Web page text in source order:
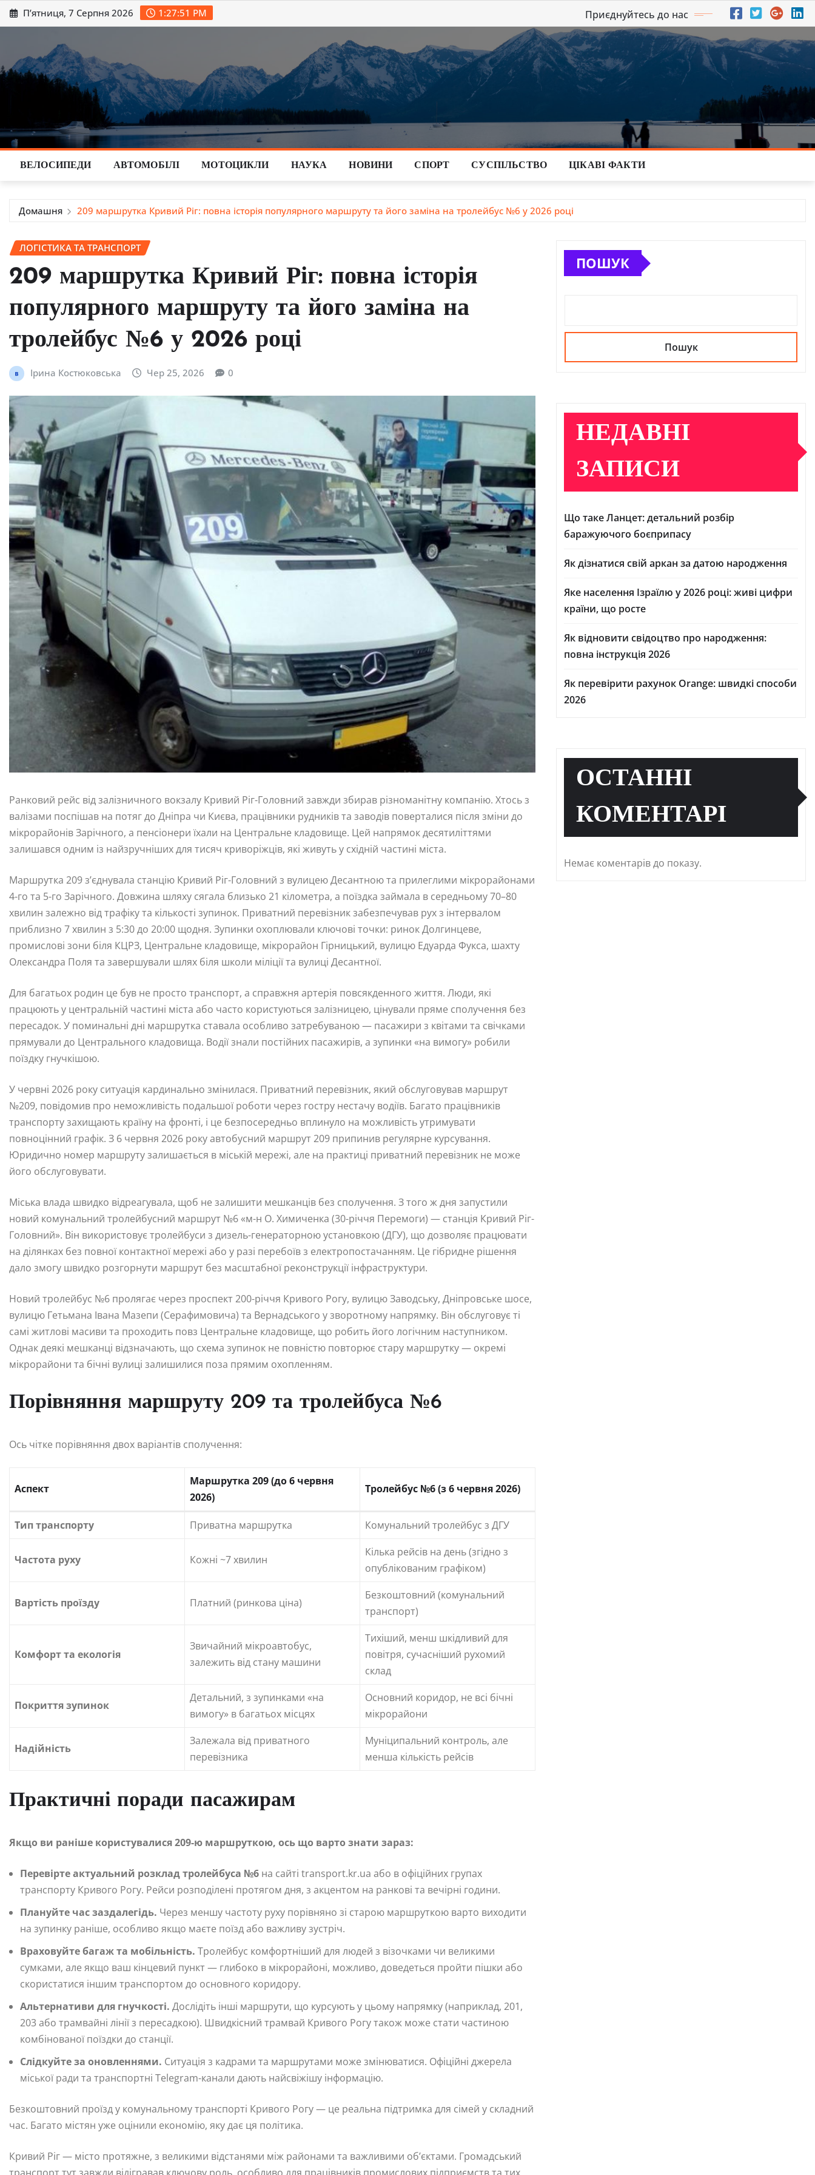
Перейти
до
П’ятниця, 7 Серпня 2026 1:27:52 PM Приєднуйтесь до нас
ВЕЛОСИПЕДИ АВТОМОБІЛІ МОТОЦИКЛИ НАУКА НОВИНИ СПОРТ СУСПІЛЬСТВО ЦІКАВІ ФАКТИ
Домашня 209 маршрутка Кривий Ріг: повна історія популярного маршруту та його заміна на тролейбус №6 у 2026 році
ЛОГІСТИКА ТА ТРАНСПОРТ
209 маршрутка Кривий Ріг: повна історія
популярного маршруту та його заміна на
тролейбус №6 у 2026 році
Ірина Костюковська Чер 25, 2026 0
Ранковий рейс від залізничного вокзалу Кривий Ріг-Головний завжди збирав різноманітну компанію. Хтось з
валізами поспішав на потяг до Дніпра чи Києва, працівники рудників та заводів поверталися після зміни до
мікрорайонів Зарічного, а пенсіонери їхали на Центральне кладовище. Цей напрямок десятиліттями
залишався одним із найзручніших для тисяч криворіжців, які живуть у східній частині міста.
Маршрутка 209 з’єднувала станцію Кривий Ріг-Головний з вулицею Десантною та прилеглими мікрорайонами
4-го та 5-го Зарічного. Довжина шляху сягала близько 21 кілометра, а поїздка займала в середньому 70–80
хвилин залежно від трафіку та кількості зупинок. Приватний перевізник забезпечував рух з інтервалом
приблизно 7 хвилин з 5:30 до 20:00 щодня. Зупинки охоплювали ключові точки: ринок Долгинцеве,
промислові зони біля КЦРЗ, Центральне кладовище, мікрорайон Гірницький, вулицю Едуарда Фукса, шахту
Олександра Поля та завершували шлях біля школи міліції та вулиці Десантної.
Для багатьох родин це був не просто транспорт, а справжня артерія повсякденного життя. Люди, які
працюють у центральній частині міста або часто користуються залізницею, цінували пряме сполучення без
пересадок. У поминальні дні маршрутка ставала особливо затребуваною — пасажири з квітами та свічками
прямували до Центрального кладовища. Водії знали постійних пасажирів, а зупинки «на вимогу» робили
поїздку гнучкішою.
У червні 2026 року ситуація кардинально змінилася. Приватний перевізник, який обслуговував маршрут
№209, повідомив про неможливість подальшої роботи через гостру нестачу водіїв. Багато працівників
транспорту захищають країну на фронті, і це безпосередньо вплинуло на можливість утримувати
повноцінний графік. З 6 червня 2026 року автобусний маршрут 209 припинив регулярне курсування.
Юридично номер маршруту залишається в міській мережі, але на практиці приватний перевізник не може
його обслуговувати.
Міська влада швидко відреагувала, щоб не залишити мешканців без сполучення. З того ж дня запустили
новий комунальний тролейбусний маршрут №6 «м-н О. Химиченка (30-річчя Перемоги) — станція Кривий Ріг-
Головний». Він використовує тролейбуси з дизель-генераторною установкою (ДГУ), що дозволяє працювати
на ділянках без повної контактної мережі або у разі перебоїв з електропостачанням. Це гібридне рішення
дало змогу швидко розгорнути маршрут без масштабної реконструкції інфраструктури.
Новий тролейбус №6 пролягає через проспект 200-річчя Кривого Рогу, вулицю Заводську, Дніпровське шосе,
вулицю Гетьмана Івана Мазепи (Серафимовича) та Вернадського у зворотному напрямку. Він обслуговує ті
самі житлові масиви та проходить повз Центральне кладовище, що робить його логічним наступником.
Однак деякі мешканці відзначають, що схема зупинок не повністю повторює стару маршрутку — окремі
мікрорайони та бічні вулиці залишилися поза прямим охопленням.
Порівняння маршруту 209 та тролейбуса №6
Ось чітке порівняння двох варіантів сполучення:
Аспект
Маршрутка 209 (до 6 червня
2026)
Тролейбус №6 (з 6 червня 2026)
Тип транспорту Приватна маршрутка Комунальний тролейбус з ДГУ
Частота руху Кожні ~7 хвилин
Кілька рейсів на день (згідно з
опублікованим графіком)
Вартість проїзду Платний (ринкова ціна)
Безкоштовний (комунальний
транспорт)
Комфорт та екологія
Звичайний мікроавтобус,
залежить від стану машини
Тихіший, менш шкідливий для
повітря, сучасніший рухомий
склад
Покриття зупинок
Детальний, з зупинками «на
вимогу» в багатьох місцях
Основний коридор, не всі бічні
мікрорайони
Надійність
Залежала від приватного
перевізника
Муніципальний контроль, але
менша кількість рейсів
Практичні поради пасажирам
Якщо ви раніше користувалися 209-ю маршруткою, ось що варто знати зараз:
Перевірте актуальний розклад тролейбуса №6 на сайті transport.kr.ua або в офіційних групах
транспорту Кривого Рогу. Рейси розподілені протягом дня, з акцентом на ранкові та вечірні години.
Плануйте час заздалегідь. Через меншу частоту руху порівняно зі старою маршруткою варто виходити
на зупинку раніше, особливо якщо маєте поїзд або важливу зустріч.
Враховуйте багаж та мобільність. Тролейбус комфортніший для людей з візочками чи великими
сумками, але якщо ваш кінцевий пункт — глибоко в мікрорайоні, можливо, доведеться пройти пішки або
скористатися іншим транспортом до основного коридору.
Альтернативи для гнучкості. Дослідіть інші маршрути, що курсують у цьому напрямку (наприклад, 201,
203 або трамвайні лінії з пересадкою). Швидкісний трамвай Кривого Рогу також може стати частиною
комбінованої поїздки до станції.
Слідкуйте за оновленнями. Ситуація з кадрами та маршрутами може змінюватися. Офіційні джерела
міської ради та транспортні Telegram-канали дають найсвіжішу інформацію.
Безкоштовний проїзд у комунальному транспорті Кривого Рогу — це реальна підтримка для сімей у складний
час. Багато містян уже оцінили економію, яку дає ця політика.
Кривий Ріг — місто протяжне, з великими відстанями між районами та важливими об’єктами. Громадський
ПОШУК
Пошук
НЕДАВНІ
ЗАПИСИ
Що таке Ланцет: детальний розбір
баражуючого боєприпасу
Як дізнатися свій аркан за датою народження
Яке населення Ізраїлю у 2026 році: живі цифри
країни, що росте
Як відновити свідоцтво про народження:
повна інструкція 2026
Як перевірити рахунок Orange: швидкі способи
2026
ОСТАННІ
КОМЕНТАРІ
Немає коментарів до показу.